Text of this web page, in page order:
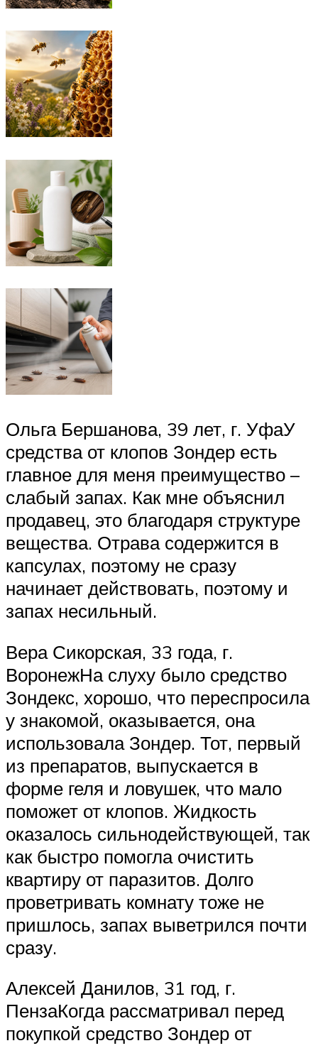
Ольга Бершанова, 39 лет, г. УфаУ
средства от клопов Зондер есть
главное для меня преимущество –
слабый запах. Как мне объяснил
продавец, это благодаря структуре
вещества. Отрава содержится в
капсулах, поэтому не сразу
начинает действовать, поэтому и
запах несильный.
Вера Сикорская, 33 года, г.
ВоронежНа слуху было средство
Зондекс, хорошо, что переспросила
у знакомой, оказывается, она
использовала Зондер. Тот, первый
из препаратов, выпускается в
форме геля и ловушек, что мало
поможет от клопов. Жидкость
оказалось сильнодействующей, так
как быстро помогла очистить
квартиру от паразитов. Долго
проветривать комнату тоже не
пришлось, запах выветрился почти
сразу.
Алексей Данилов, 31 год, г.
ПензаКогда рассматривал перед
покупкой средство Зондер от